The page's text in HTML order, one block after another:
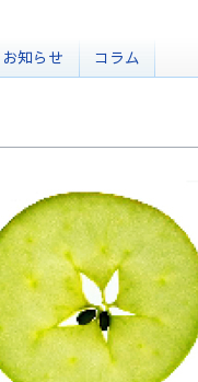
お知らせ コラム